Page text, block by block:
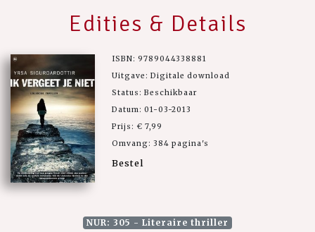
Edities & Details
ISBN: 9789044338881
Uitgave: Digitale download
Status: Beschikbaar
Datum: 01-03-2013
Prijs: € 7,99
Omvang: 384 pagina's
Bestel
NUR: 305 - Literaire thriller